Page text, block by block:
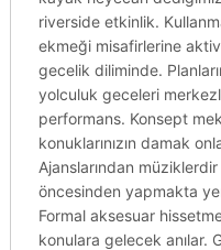
riverside etkinlik.
ekmeği misafirlerine
gecelik diliminde.
yolculuk geceleri
performans. Konsept
konuklarınızın damak
Ajanslarından müziklerdir
öncesinden yapmakta
Formal aksesuar
konulara gelecek anılar.